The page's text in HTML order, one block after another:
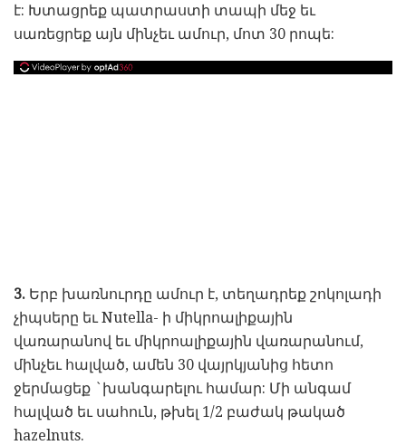
է: Խտացրեք պատրաստի տապի մեջ եւ
սառեցրեք այն մինչեւ ամուր, մոտ 30 րոպե:
3. Երբ խառնուրդը ամուր է, տեղադրեք շոկոլադի
չիպսերը եւ Nutella- ի միկրոալիքային
վառարանով եւ միկրոալիքային վառարանում,
մինչեւ հալված, ամեն 30 վայրկյանից հետո
ջերմացեք `խանգարելու համար: Մի անգամ
հալված եւ սահուն, թխել 1/2 բաժակ թակած
hazelnuts.